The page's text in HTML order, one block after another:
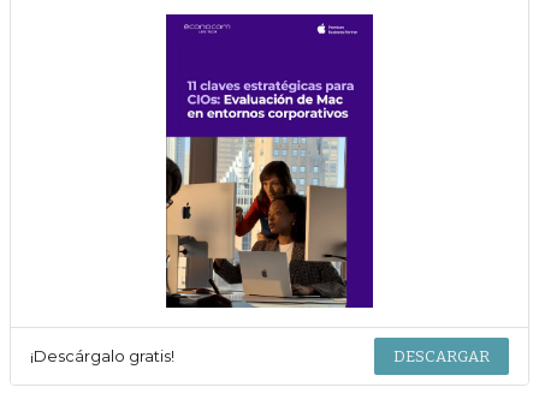
¡Descárgalo gratis! DESCARGAR